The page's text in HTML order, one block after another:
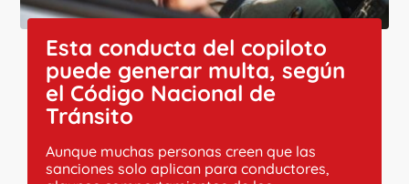
Esta conducta del copiloto
puede generar multa, según
el Código Nacional de
Tránsito
Aunque muchas personas creen que las
sanciones solo aplican para conductores,